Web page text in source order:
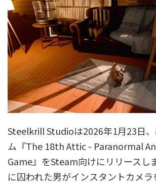
Steelkrill Studioは2026年1月23日
ム『The 18th Attic - Paranormal
Game』をSteam向けにリリースし
に囚われた男がインスタントカメ